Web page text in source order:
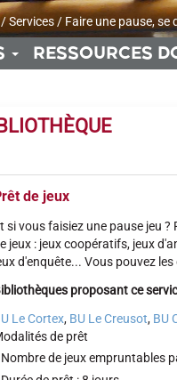
/Services / Faire une pause, se
RESSOURCES
de jeux
si vous faisiez une pause jeu
jeux : jeux coopératifs, jeux
d'enquête... Vous pouvez
proposant ce
Le Cortex, BU Le Creusot, BU
de prêt
Nombre de jeux empruntables